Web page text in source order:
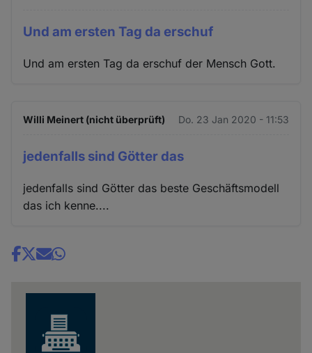
Und am ersten Tag da erschuf
Und am ersten Tag da erschuf der Mensch Gott.
Willi Meinert (nicht überprüft) Do. 23 Jan 2020 - 11:53
jedenfalls sind Götter das
jedenfalls sind Götter das beste Geschäftsmodell
das ich kenne....
Share